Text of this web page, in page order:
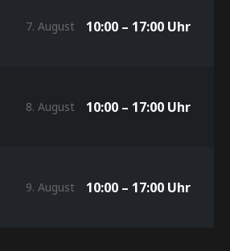
7. August 10:00 – 17:00 Uhr
8. August 10:00 – 17:00 Uhr
9. August 10:00 – 17:00 Uhr